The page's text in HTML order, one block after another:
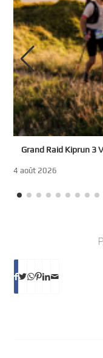
Grand Raid Kiprun 3
4 août 2026